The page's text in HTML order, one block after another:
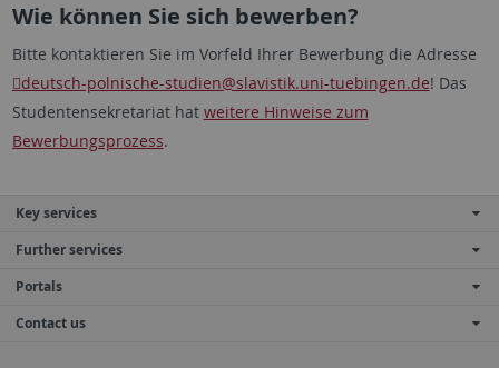
Wie können Sie sich bewerben?
Bitte kontaktieren Sie im Vorfeld Ihrer Bewerbung die Adresse
deutsch-polnische-studien@slavistik.uni-tuebingen.de! Das
Studentensekretariat hat weitere Hinweise zum
Bewerbungsprozess.
Key services
Further services
Portals
Contact us